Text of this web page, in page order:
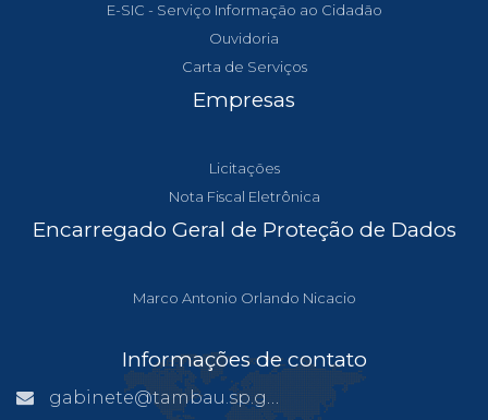
E-SIC - Serviço Informação ao Cidadão
Ouvidoria
Carta de Serviços
Empresas
Licitações
Nota Fiscal Eletrônica
Encarregado Geral de Proteção de Dados
Marco Antonio Orlando Nicacio
Informações de contato
gabinete@tambau.sp.gov.br